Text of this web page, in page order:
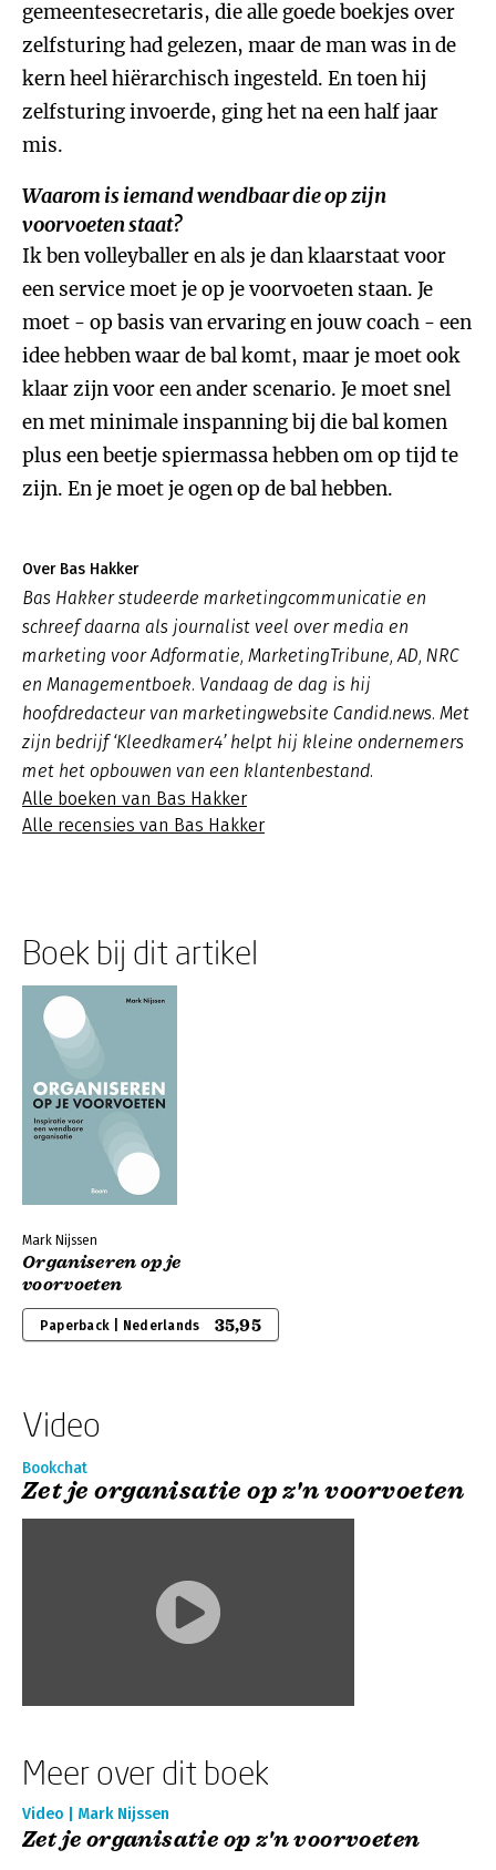
gemeentesecretaris, die alle goede boekjes over
zelfsturing had gelezen, maar de man was in de
kern heel hiërarchisch ingesteld. En toen hij
zelfsturing invoerde, ging het na een half jaar
mis.
Waarom is iemand wendbaar die op zijn
voorvoeten staat?
Ik ben volleyballer en als je dan klaarstaat voor
een service moet je op je voorvoeten staan. Je
moet - op basis van ervaring en jouw coach - een
idee hebben waar de bal komt, maar je moet ook
klaar zijn voor een ander scenario. Je moet snel
en met minimale inspanning bij die bal komen
plus een beetje spiermassa hebben om op tijd te
zijn. En je moet je ogen op de bal hebben.
Over Bas Hakker
Bas Hakker studeerde marketingcommunicatie en
schreef daarna als journalist veel over media en
marketing voor Adformatie, MarketingTribune, AD, NRC
en Managementboek. Vandaag de dag is hij
hoofdredacteur van marketingwebsite Candid.news. Met
zijn bedrijf ‘Kleedkamer4’ helpt hij kleine ondernemers
met het opbouwen van een klantenbestand.
Alle boeken van Bas Hakker
Alle recensies van Bas Hakker
Boek bij dit artikel
Mark Nijssen
Organiseren op je
voorvoeten
Paperback | Nederlands 35,95
Video
Bookchat
Zet je organisatie op z'n voorvoeten
Meer over dit boek
Video | Mark Nijssen
Zet je organisatie op z'n voorvoeten